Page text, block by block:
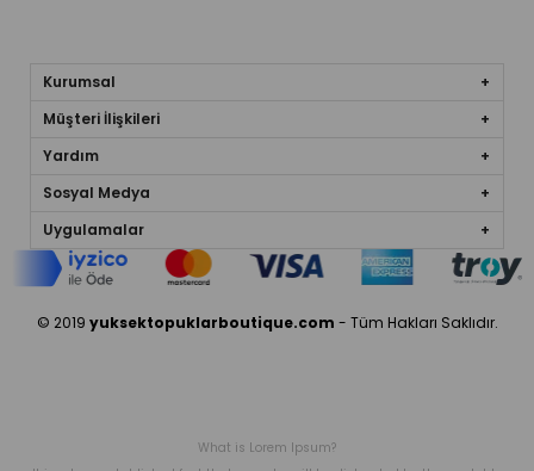
Kurumsal
Müşteri İlişkileri
Yardım
Sosyal Medya
Uygulamalar
© 2019 yuksektopuklarboutique.com - Tüm Hakları Saklıdır.
What is Lorem Ipsum?